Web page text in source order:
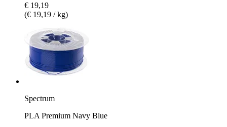
€ 19,19
(€ 19,19 / kg)
Spectrum
PLA Premium Navy Blue